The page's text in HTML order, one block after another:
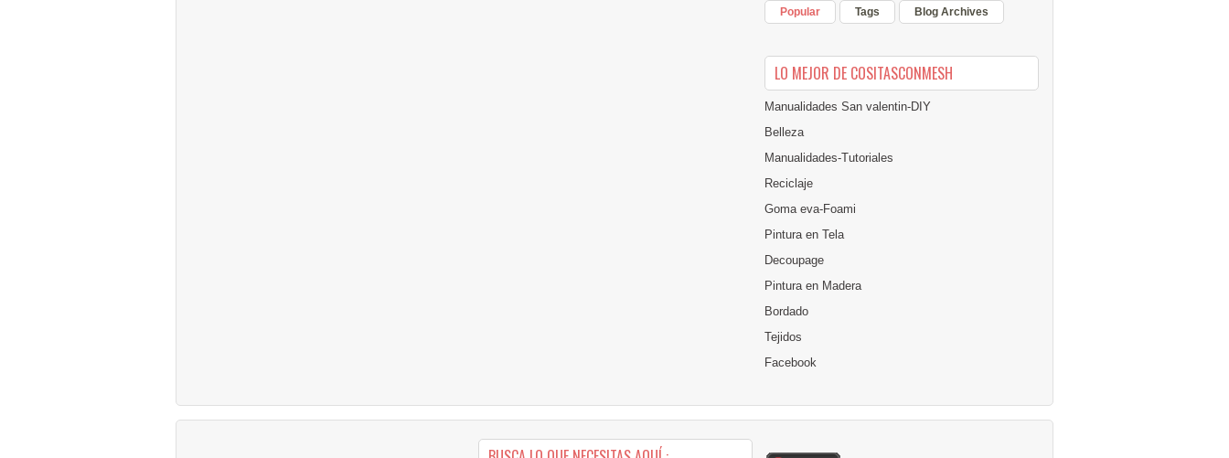
Popular Tags Blog Archives
LO MEJOR DE COSITASCONMESH
Manualidades San valentin-DIY
Belleza
Manualidades-Tutoriales
Reciclaje
Goma eva-Foami
Pintura en Tela
Decoupage
Pintura en Madera
Bordado
Tejidos
Facebook